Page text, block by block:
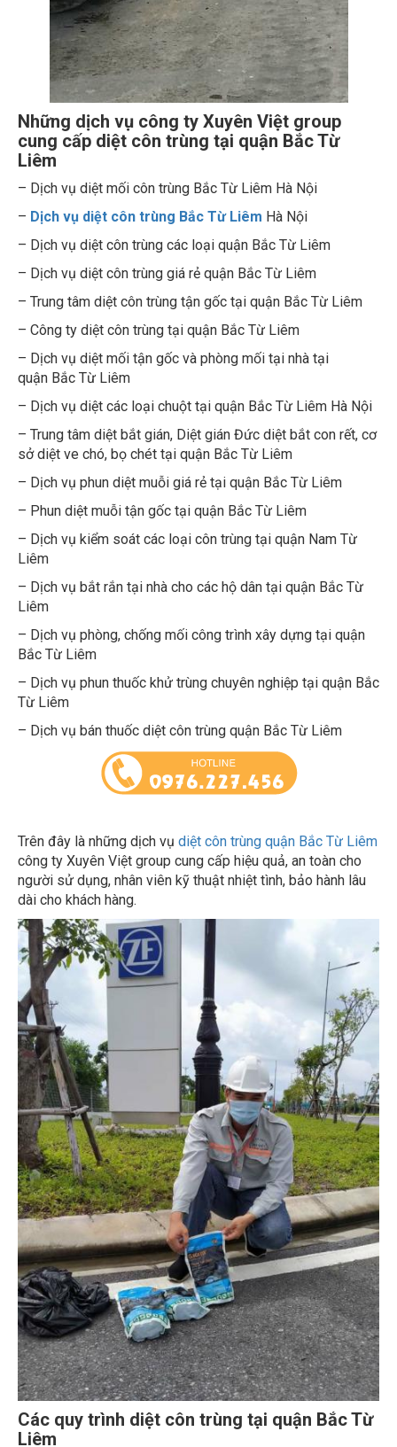
Những dịch vụ công ty Xuyên Việt group
cung cấp diệt côn trùng tại quận Bắc Từ
Liêm
– Dịch vụ diệt mối côn trùng Bắc Từ Liêm Hà Nội
Dịch vụ diệt côn trùng Bắc Từ Liêm Hà Nội
– Dịch vụ diệt côn trùng các loại quận Bắc Từ Liêm
– Dịch vụ diệt côn trùng giá rẻ quận Bắc Từ Liêm
– Trung tâm diệt côn trùng tận gốc tại quận Bắc Từ Liêm
– Công ty diệt côn trùng tại quận Bắc Từ Liêm
– Dịch vụ diệt mối tận gốc và phòng mối tại nhà tại
quận Bắc Từ Liêm
– Dịch vụ diệt các loại chuột tại quận Bắc Từ Liêm Hà Nội
– Trung tâm diệt bắt gián, Diệt gián Đức diệt bắt con rết, cơ
sở diệt ve chó, bọ chét tại quận Bắc Từ Liêm
– Dịch vụ phun diệt muỗi giá rẻ tại quận Bắc Từ Liêm
– Phun diệt muỗi tận gốc tại quận Bắc Từ Liêm
– Dịch vụ kiểm soát các loại côn trùng tại quận Nam Từ
Liêm
– Dịch vụ bắt rắn tại nhà cho các hộ dân tại quận Bắc Từ
Liêm
– Dịch vụ phòng, chống mối công trình xây dựng tại quận
Bắc Từ Liêm
– Dịch vụ phun thuốc khử trùng chuyên nghiệp tại quận Bắc
Từ Liêm
– Dịch vụ bán thuốc diệt côn trùng quận Bắc Từ Liêm
Trên đây là những dịch vụ
diệt côn trùng quận Bắc Từ Liêm
công ty Xuyên Việt group cung cấp hiệu quả, an toàn cho
người sử dụng, nhân viên kỹ thuật nhiệt tình, bảo hành lâu
dài cho khách hàng.
Các quy trình diệt côn trùng tại quận Bắc Từ
Liêm